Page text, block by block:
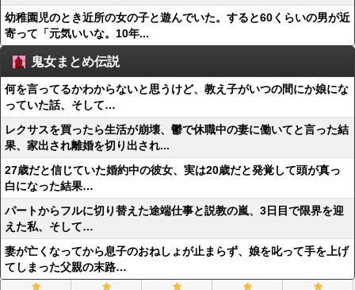
幼稚園児のとき近所の女の子と遊んでいた。すると60くらいの男が近
寄って「元気いいな。10年...
鬼女まとめ伝説
何を言ってるかわからないと思うけど、教え子がいつの間にか娘にな
っていた話、そして…
レクサスを買ったら生活が崩壊、鬱で休職中の妻に働いてと言った結
果、家出され離婚を切り出され...
27歳だと信じていた婚約中の彼女、実は20歳だと発覚して頭が真っ
白になった結果…
パートからフルに切り替えた途端仕事と説教の嵐、3日目で限界を迎
えた私、そして…
妻が亡くなってから息子のおねしょが止まらず、娘を叱って手を上げ
てしまった父親の末路…